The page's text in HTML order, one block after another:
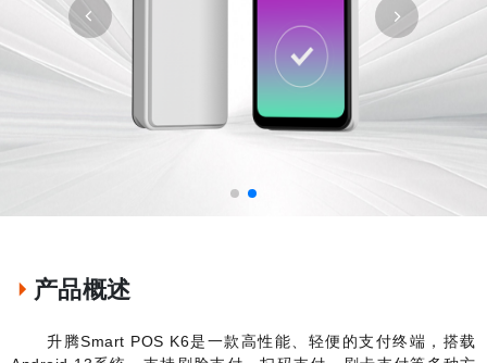
产品概述
升腾Smart POS K6是一款高性能、轻便的支付终端，搭载